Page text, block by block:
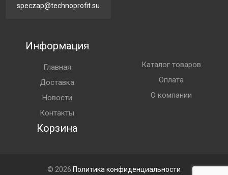
speczap@technoprofit.su
Информация
Главная
Доставка
Новости
Контакты
Каталог товаров
Оплата
О компании
Корзина
© 2026 Политика конфиденциальности